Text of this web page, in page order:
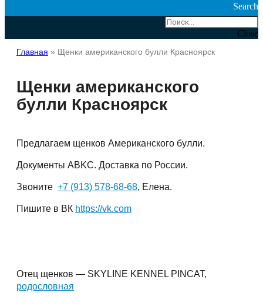
Search
Close
Главная » Щенки американского булли Красноярск
Щенки американского
булли Красноярск
Предлагаем щенков Американского булли.
Документы ABKC. Доставка по России.
Звоните +7 (913) 578-68-68, Елена.
Пишите в ВК https://vk.com
Отец щенков — SKYLINE KENNEL PINCAT,
родословная